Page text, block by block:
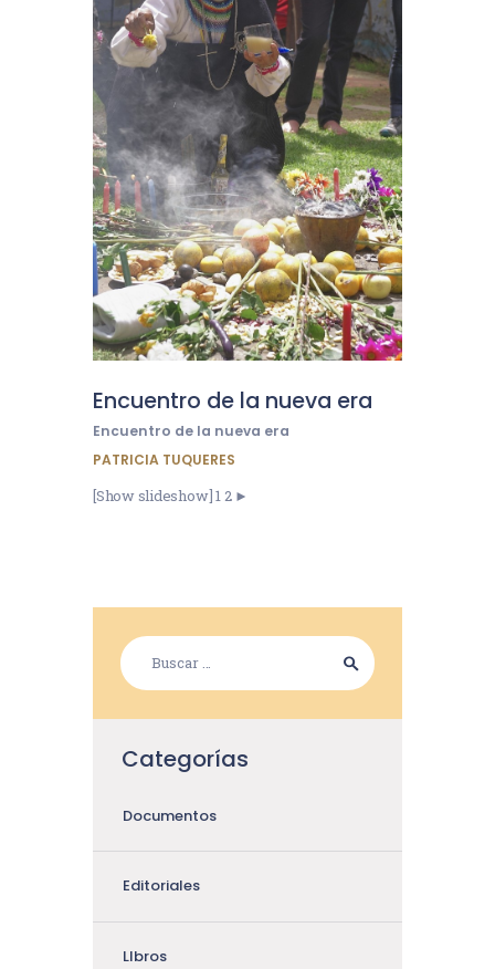
Encuentro de la nueva era
Encuentro de la nueva era
PATRICIA TUQUERES
[Show slideshow] 1 2 ►
Categorías
Documentos
Editoriales
LIbros